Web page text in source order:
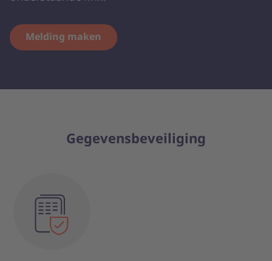
Melding maken
Gegevensbeveiliging